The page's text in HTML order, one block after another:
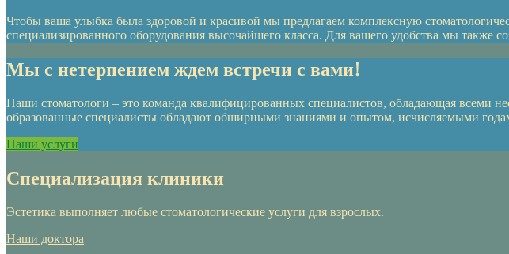
Чтобы ваша улыбка была здоровой и красивой мы предлагаем комплексную
специализированного оборудования высочайшего класса. Для вашего удобства мы также
Мы с нетерпением ждем встречи с вами!
Наши стоматологи – это команда квалифицированных специалистов, обладающая всеми
образованные специалисты обладают обширными знаниями и опытом, исчисляемыми
Наши услуги
Специализация клиники
Эстетика выполняет любые стоматологические услуги для взрослых.
Наши доктора